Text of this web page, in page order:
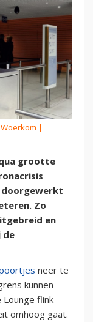
|
qua grootte
doorgewerkt
Zo
en
de
neer te
kunnen
flink
omhoog gaat.